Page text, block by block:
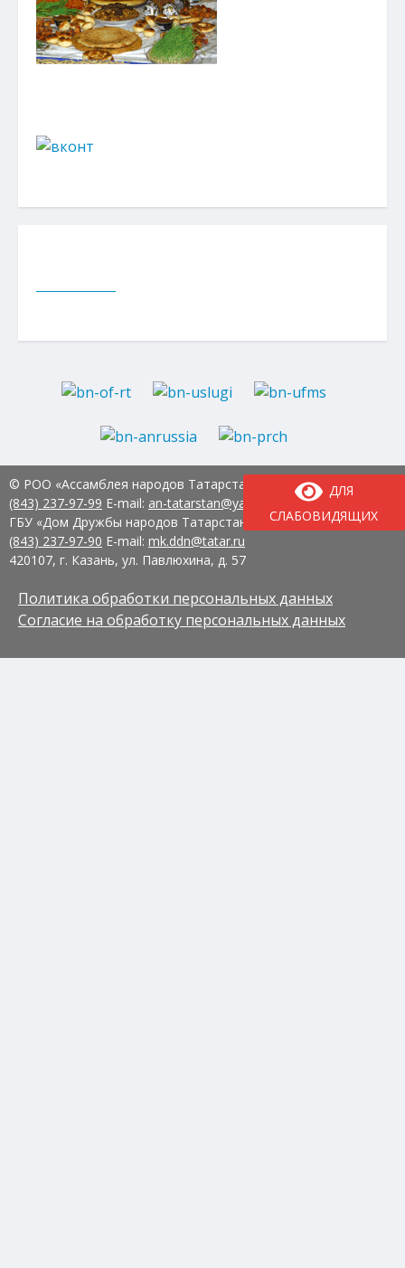
ДЛЯ
СЛАБОВИДЯЩИХ
© РОО «Ассамблея народов Татарстана» Тел.:8
(843) 237-97-99 E-mail: an-tatarstan@yandex.ru
ГБУ «Дом Дружбы народов Татарстана» Тел.:8
(843) 237-97-90 E-mail: mk.ddn@tatar.ru
420107, г. Казань, ул. Павлюхина, д. 57
Политика обработки персональных данных
Согласие на обработку персональных данных